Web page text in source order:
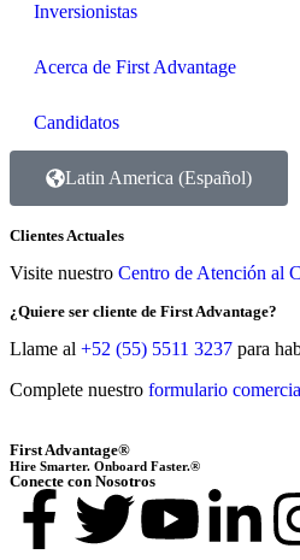
Inversionistas
Acerca de First Advantage
Candidatos
Latin America (Español)
Clientes Actuales
Visite nuestro Centro de Atención al
¿Quiere ser cliente de First Advantage?
Llame al +52 (55) 5511 3237 para
Complete nuestro formulario
First Advantage®
Hire Smarter. Onboard Faster.®
Conecte con Nosotros